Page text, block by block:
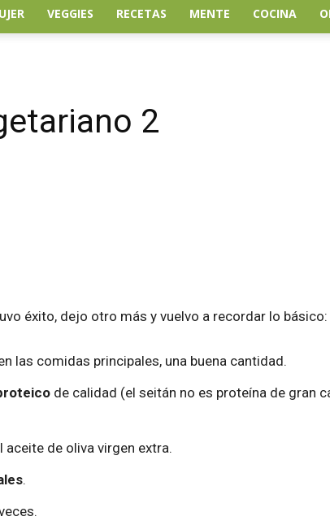
VEGGIES RECETAS MENTE COCINA
2
éxito, dejo otro más y vuelvo a recordar lo básico:
las comidas principales, una buena cantidad.
de calidad (el seitán no es proteína de gran
aceite de oliva virgen extra.
.